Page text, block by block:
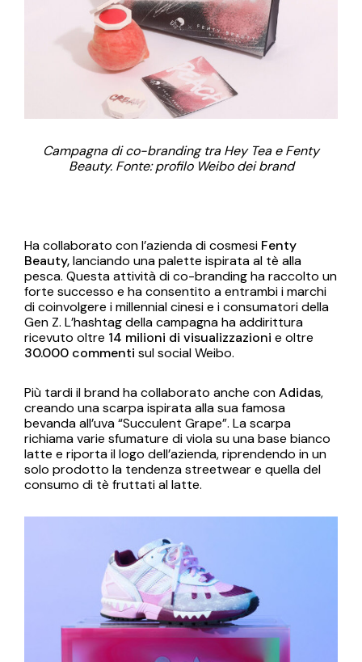
Campagna di co-branding tra Hey Tea e Fenty
Beauty. Fonte: profilo Weibo dei brand
Ha collaborato con l’azienda di cosmesi Fenty
Beauty,lanciando una palette ispirata al tè alla
pesca. Questa attività di co-branding ha raccolto un
forte successo e ha consentito a entrambi i marchi
di coinvolgere i millennial cinesi e i consumatori della
Gen Z. L’hashtag della campagna ha addirittura
ricevuto oltre 14 milioni di visualizzazioni e oltre
30.000 commenti sul social Weibo.
Più tardi il brand ha collaborato anche conAdidas,
creando una scarpa ispirata alla sua famosa
bevanda all’uva “Succulent Grape”. La scarpa
richiama varie sfumature di viola su una base bianco
latte e riporta il logo dell’azienda, riprendendo in un
solo prodotto la tendenza streetwear e quella del
consumo di tè fruttati al latte.